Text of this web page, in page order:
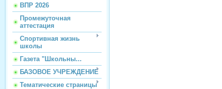
ВПР 2026
Промежуточная
аттестация
Спортивная жизнь
школы
Газета "Школьны...
БАЗОВОЕ УЧРЕЖДЕНИЕ
Тематические страницы